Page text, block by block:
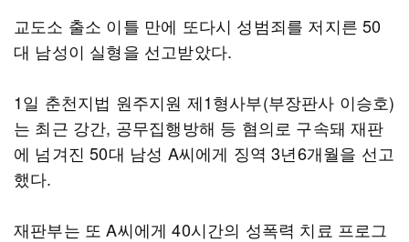
교도소 출소 이틀 만에 또다시 성범죄를 저지른 50
대 남성이 실형을 선고받았다.
1일 춘천지법 원주지원 제1형사부(부장판사 이승호)
는 최근 강간, 공무집행방해 등 혐의로 구속돼 재판
에 넘겨진 50대 남성 A씨에게 징역 3년6개월을 선고
했다.
재판부는 또 A씨에게 40시간의 성폭력 치료 프로그